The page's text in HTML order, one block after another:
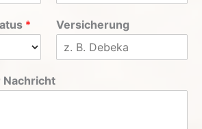
* Versicherung
Nachricht